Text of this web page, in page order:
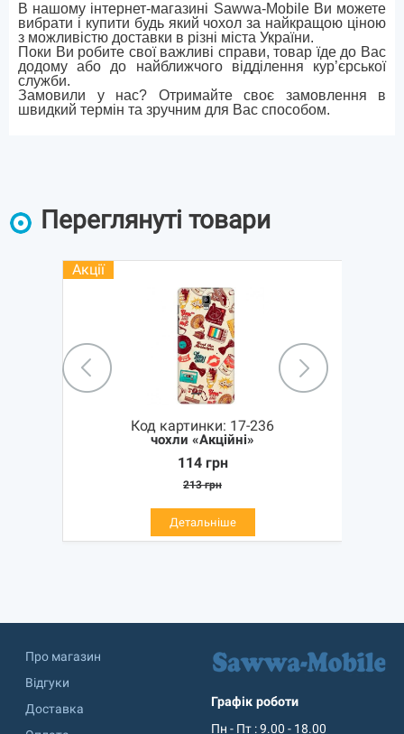
В нашому інтернет-магазині Sawwa-Mobile Ви можете
вибрати і купити будь який чохол за найкращою ціною
з можливістю доставки в різні міста України.
Поки Ви робите свої важливі справи, товар їде до Вас
додому або до найближчого відділення кур’єрської
служби.
Замовили у нас? Отримайте своє замовлення в
швидкий термін та зручним для Вас способом.
Переглянуті товари
Акції
Код картинки: 17-236
чохли «Акційні»
114 грн
213 грн
Детальніше
Про магазин
Відгуки
Доставка
Графік роботи
Пн - Пт : 9.00 - 18.00